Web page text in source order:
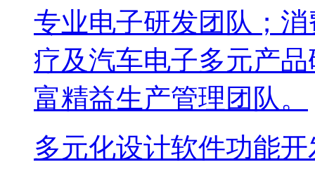
专业电子研发团队；
疗及汽车电子多元产
富精益生产管理团队。
多元化设计软件功能开